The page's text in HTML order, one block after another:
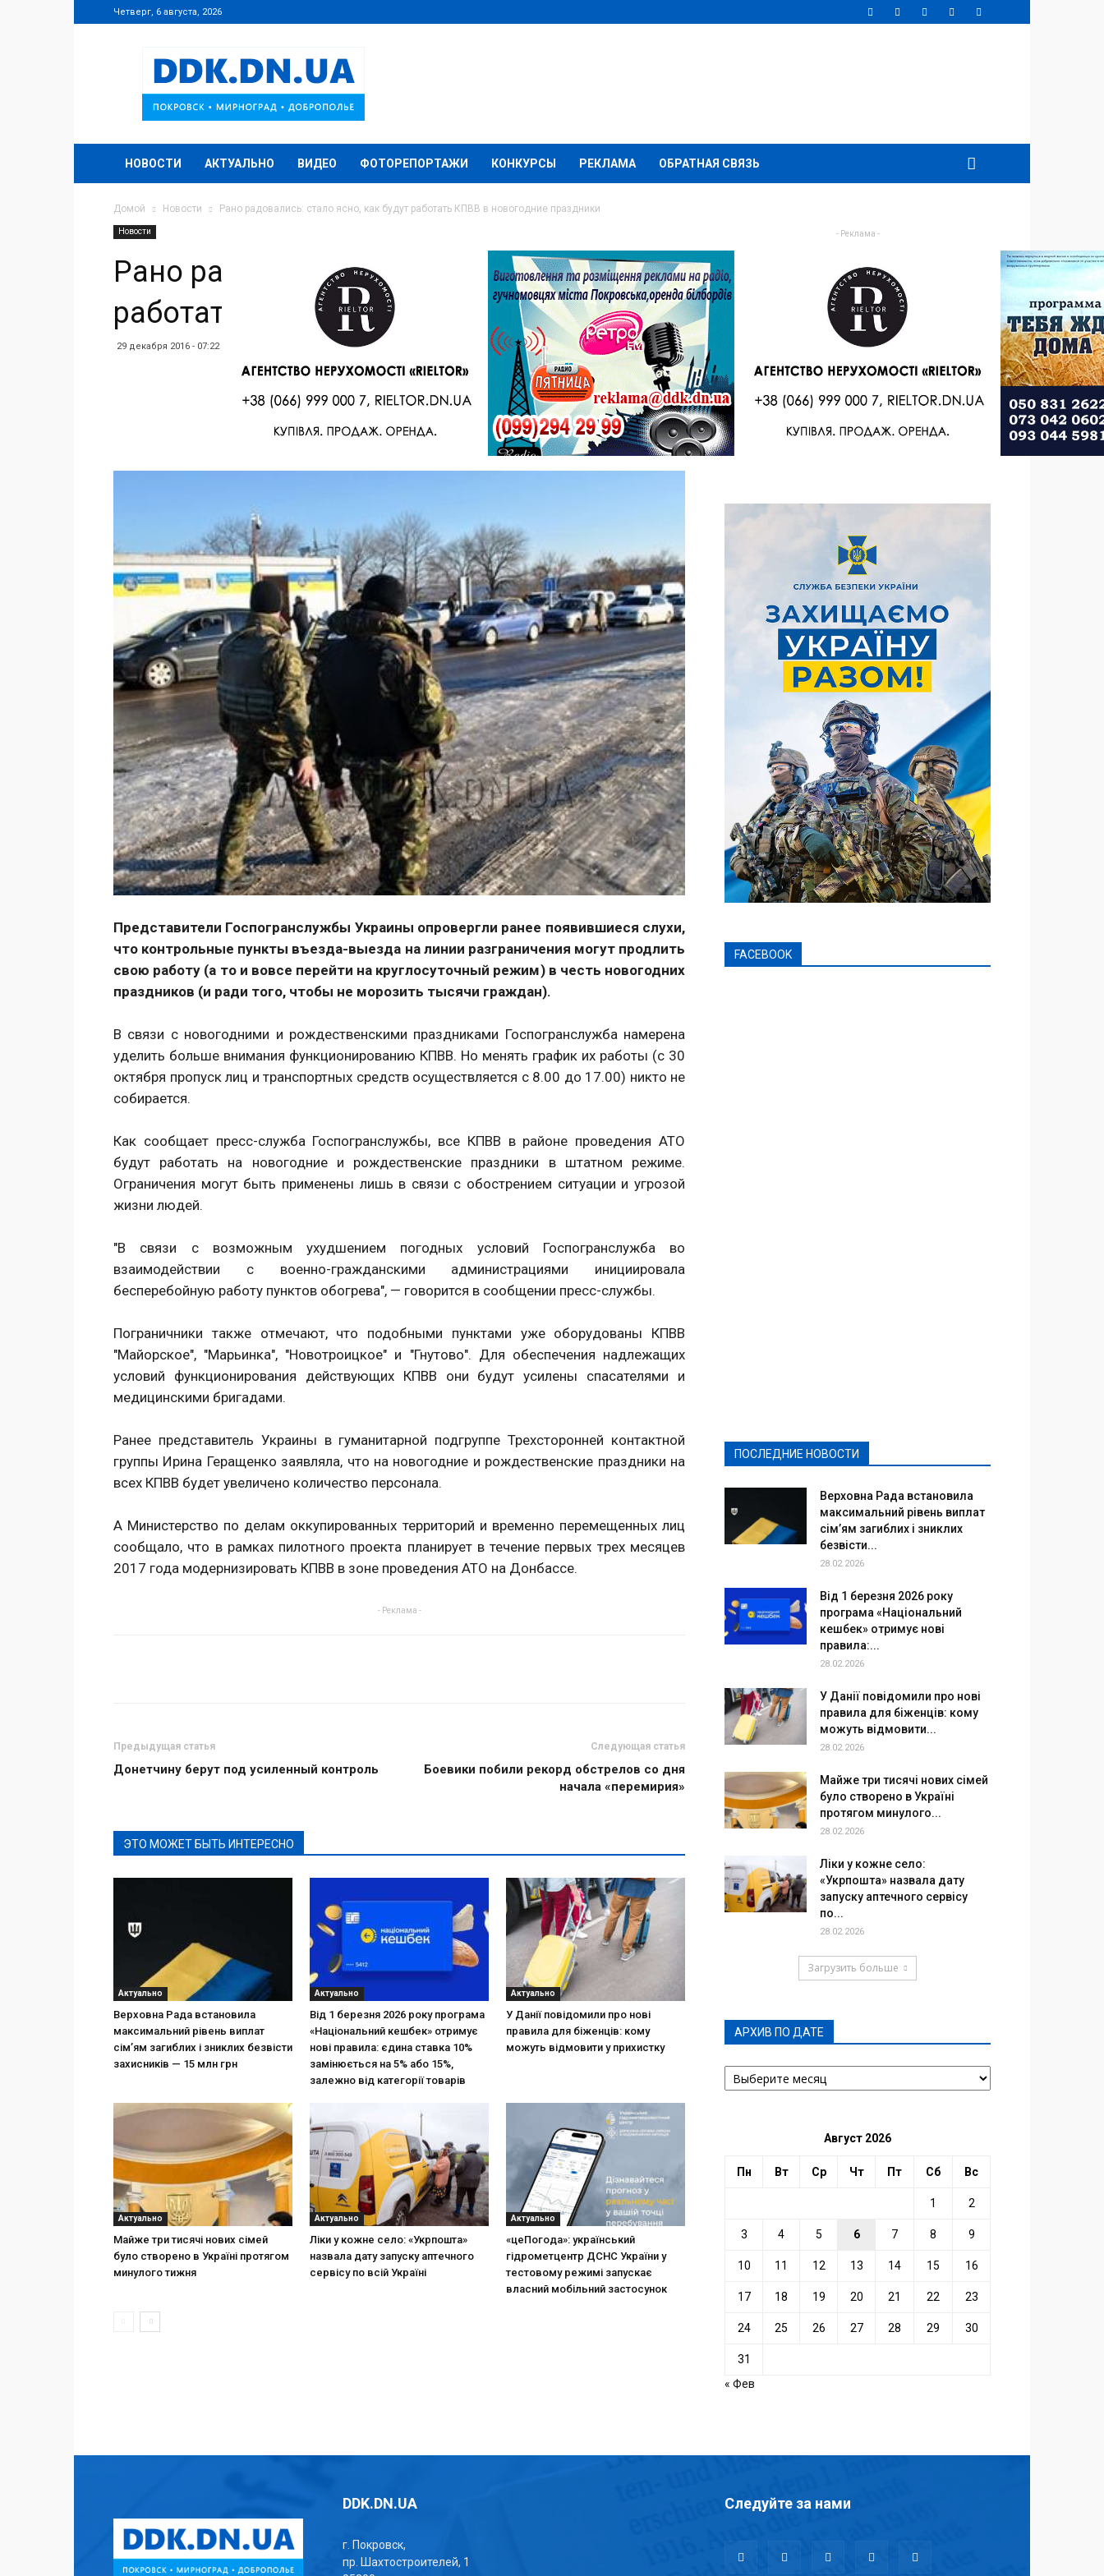
Четверг, 6 августа, 2026
DDK.DN.UA
НОВОСТИ АКТУАЛЬНО ВИДЕО ФОТОРЕПОРТАЖИ КОНКУРСЫ РЕКЛАМА ОБРАТНАЯ СВЯЗЬ
Домой Новости Рано радовались: стало ясно, как будут работать КПВВ в новогодние праздники
Новости
Рано радовались: стало ясно, как будут
работать КПВВ в новогодние праздники
29 декабря 2016 - 07:22
Представители Госпогранслужбы Украины опровергли ранее появившиеся слухи,
что контрольные пункты въезда-выезда на линии разграничения могут продлить
свою работу (а то и вовсе перейти на круглосуточный режим) в честь новогодних
праздников (и ради того, чтобы не морозить тысячи граждан).
В связи с новогодними и рождественскими праздниками Госпогранслужба намерена
уделить больше внимания функционированию КПВВ. Но менять график их работы (с 30
октября пропуск лиц и транспортных средств осуществляется с 8.00 до 17.00) никто не
собирается.
Как сообщает пресс-служба Госпогранслужбы, все КПВВ в районе проведения АТО
будут работать на новогодние и рождественские праздники в штатном режиме.
Ограничения могут быть применены лишь в связи с обострением ситуации и угрозой
жизни людей.
"В связи с возможным ухудшением погодных условий Госпогранслужба во
взаимодействии с военно-гражданскими администрациями инициировала
бесперебойную работу пунктов обогрева", — говорится в сообщении пресс-службы.
Пограничники также отмечают, что подобными пунктами уже оборудованы КПВВ
"Майорское", "Марьинка", "Новотроицкое" и "Гнутово". Для обеспечения надлежащих
условий функционирования действующих КПВВ они будут усилены спасателями и
медицинскими бригадами.
Ранее представитель Украины в гуманитарной подгруппе Трехсторонней контактной
группы Ирина Геращенко заявляла, что на новогодние и рождественские праздники на
всех КПВВ будет увеличено количество персонала.
А Министерство по делам оккупированных территорий и временно перемещенных лиц
сообщало, что в рамках пилотного проекта планирует в течение первых трех месяцев
2017 года модернизировать КПВВ в зоне проведения АТО на Донбассе.
- Реклама -
Предыдущая статья
Донетчину берут под усиленный контроль
Следующая статья
Боевики побили рекорд обстрелов со дня
начала «перемирия»
ЭТО МОЖЕТ БЫТЬ ИНТЕРЕСНО
Актуально
Верховна Рада встановила
максимальний рівень виплат
сім’ям загиблих і зниклих безвісти
захисників — 15 млн грн
Актуально
Від 1 березня 2026 року програма
«Національний кешбек» отримує
нові правила: єдина ставка 10%
замінюється на 5% або 15%,
залежно від категорії товарів
Актуально
У Данії повідомили про нові
правила для біженців: кому
можуть відмовити у прихистку
Актуально
Майже три тисячі нових сімей
було створено в Україні протягом
минулого тижня
Актуально
Ліки у кожне село: «Укрпошта»
назвала дату запуску аптечного
сервісу по всій Україні
Актуально
«цеПогода»: український
гідрометцентр ДСНС України у
тестовому режимі запускає
власний мобільний застосунок
- Реклама -
FACEBOOK
ПОСЛЕДНИЕ НОВОСТИ
Верховна Рада встановила
максимальний рівень виплат
сім’ям загиблих і зниклих
безвісти...
28.02.2026
Від 1 березня 2026 року
програма «Національний
кешбек» отримує нові
правила:...
28.02.2026
У Данії повідомили про нові
правила для біженців: кому
можуть відмовити...
28.02.2026
Майже три тисячі нових сімей
було створено в Україні
протягом минулого...
28.02.2026
Ліки у кожне село:
«Укрпошта» назвала дату
запуску аптечного сервісу
по...
28.02.2026
Загрузить больше
АРХИВ ПО ДАТЕ
АРХИВ
ПО
Август 2026
Пн Вт Ср Чт Пт Сб Вс
1 2
3 4 5 6 7 8 9
10 11 12 13 14 15 16
17 18 19 20 21 22 23
24 25 26 27 28 29 30
31
« Фев
DDK.DN.UA
г. Покровск,
пр. Шахтостроителей, 1
Следуйте за нами